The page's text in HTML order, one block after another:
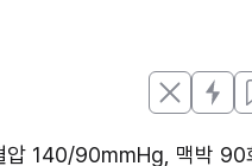
압 140/90mmHg, 맥박